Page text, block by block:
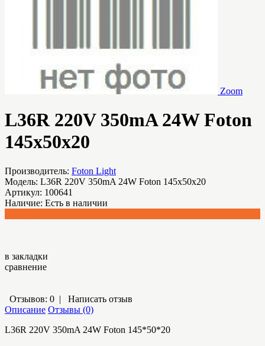
Zoom
L36R 220V 350mA 24W Foton
145x50x20
Производитель: Foton Light
Модель: L36R 220V 350mA 24W Foton 145x50x20
Артикул: 100641
Наличие: Есть в наличии
в закладки
сравнение
Отзывов: 0 | Написать отзыв
Описание Отзывы (0)
L36R 220V 350mA 24W Foton 145*50*20